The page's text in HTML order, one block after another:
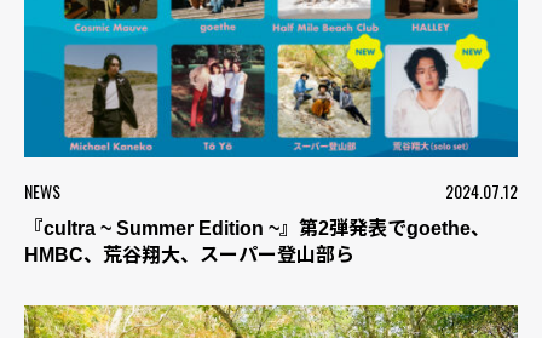
NEWS 2024.07.12
『cultra ~ Summer Edition ~』第2弾発表でgoethe、
HMBC、荒谷翔大、スーパー登山部ら